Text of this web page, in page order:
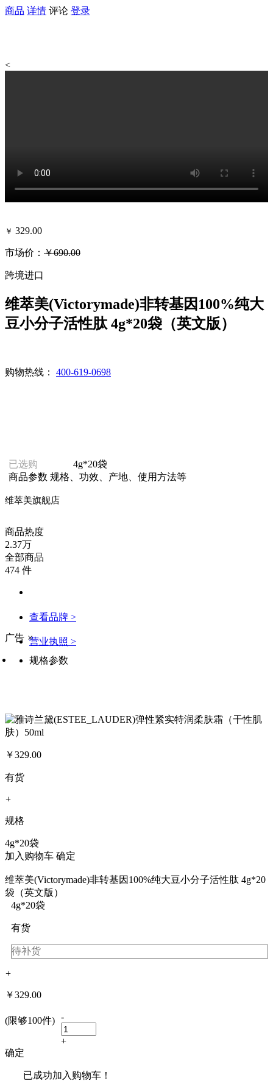
商品 详情 评论 登录
<
￥ 329.00
市场价： ￥690.00
跨境进口
维萃美(Victorymade)非转基因100%纯大
豆小分子活性肽 4g*20袋（英文版）
购物热线： 400-619-0698
已选购
4g*20袋
商品参数 规格、功效、产地、使用方法等
维萃美旗舰店
商品热度
2.37万
全部商品
474 件
查看品牌 >
营业执照 >
广告 ×
规格参数
￥329.00
有货
+
规格
4g*20袋
加入购物车 确定
维萃美(Victorymade)非转基因100%纯大豆小分子活性肽 4g*20
袋（英文版）
4g*20袋
有货
待补货
+
￥329.00
(限够100件) -
+
确定
已成功加入购物车！